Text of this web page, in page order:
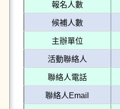
報名人數
候補人數
主辦單位
活動聯絡人
聯絡人電話
聯絡人Email